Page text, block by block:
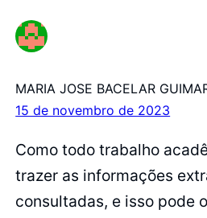
MARIA JOSE BACELAR
15 de novembro de 2023
Como todo trabalho
trazer as informações
consultadas, e isso pode